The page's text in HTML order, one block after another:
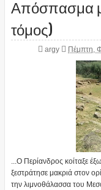
Απόσπασμα
τόμος)
argy Πέμπτη,
...Ο Περίανδρος κοίταξε
ξεστράτησε μακριά στον
την λιμνοθάλασσα του